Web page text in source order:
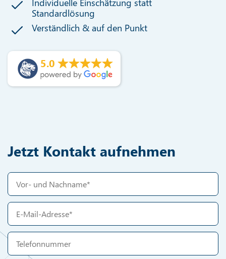
Standardlösung
Verständlich & auf den Punkt
5.0
Jetzt Kontakt aufnehmen